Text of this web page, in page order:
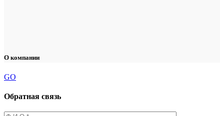
О компании
GO
Обратная связь